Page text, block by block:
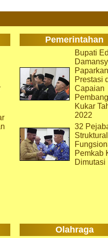
Pemerintahan
Bupati
Paparkan
Prestasi
Capaian
Kukar
2022
32
Pemkab
Dimutasi
Olahraga